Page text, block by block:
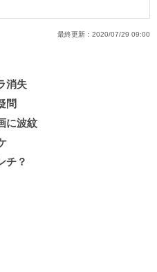
最終更新： 2020/07/29 09:00
消失
問
に波紋
チ？